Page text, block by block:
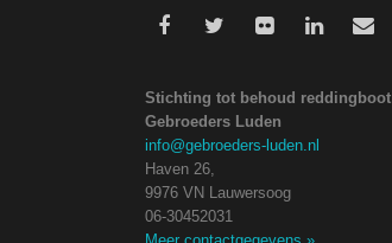
Stichting tot behoud reddingboot
Gebroeders Luden
info@gebroeders-luden.nl
Haven 26,
9976 VN Lauwersoog
06-30452031